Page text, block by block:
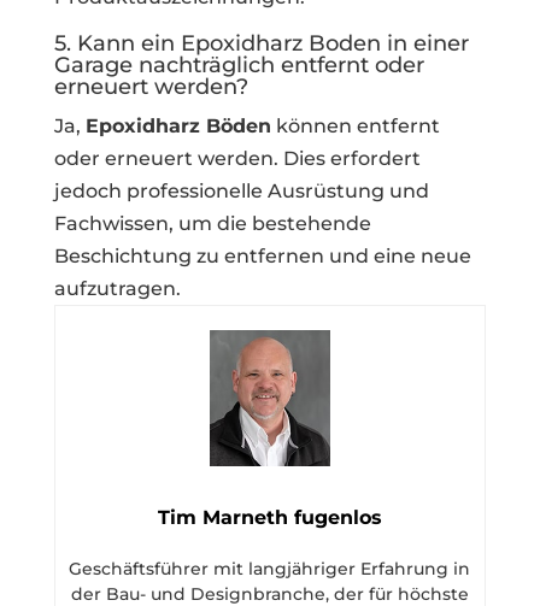
5. Kann ein Epoxidharz Boden in einer
Garage nachträglich entfernt oder
erneuert werden?
Ja, Epoxidharz Böden können entfernt
oder erneuert werden. Dies erfordert
jedoch professionelle Ausrüstung und
Fachwissen, um die bestehende
Beschichtung zu entfernen und eine neue
aufzutragen.
Tim Marneth fugenlos
Geschäftsführer mit langjähriger Erfahrung in
der Bau- und Designbranche, der für höchste